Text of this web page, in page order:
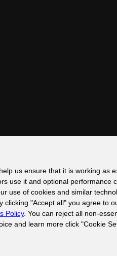
射击、Roguelite随机元素和RPG
验多种流派玩法，使用随机掉落
多四人组队，享受共同冒险闯关的
us ensure that it is working as
use it and optional performance
use of cookies and similar
clicking "Accept all" you agree to
Policy. You can reject all non-
and learn more click "Cookie